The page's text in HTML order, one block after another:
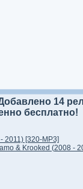
14
бесплатно!
2011) [320-MP3]
& Krooked (2008 -